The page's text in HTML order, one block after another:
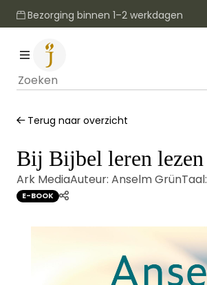
Bezorging binnen 1–2 werkdagen
Terug naar overzicht
Bij Bijbel leren lezen
Ark MediaAuteur: Anselm GrünTaal:
E-BOOK